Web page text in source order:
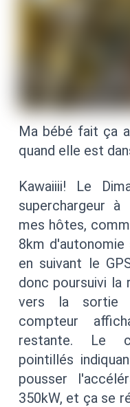
Ma bébé fait ça
quand elle est
Kawaiiii! Le
superchargeur
mes hôtes,
8km
en suivant le
donc poursuivi la
vers la sortie
compteur
restante. Le
pointillés
pousser
350kW, et ça se